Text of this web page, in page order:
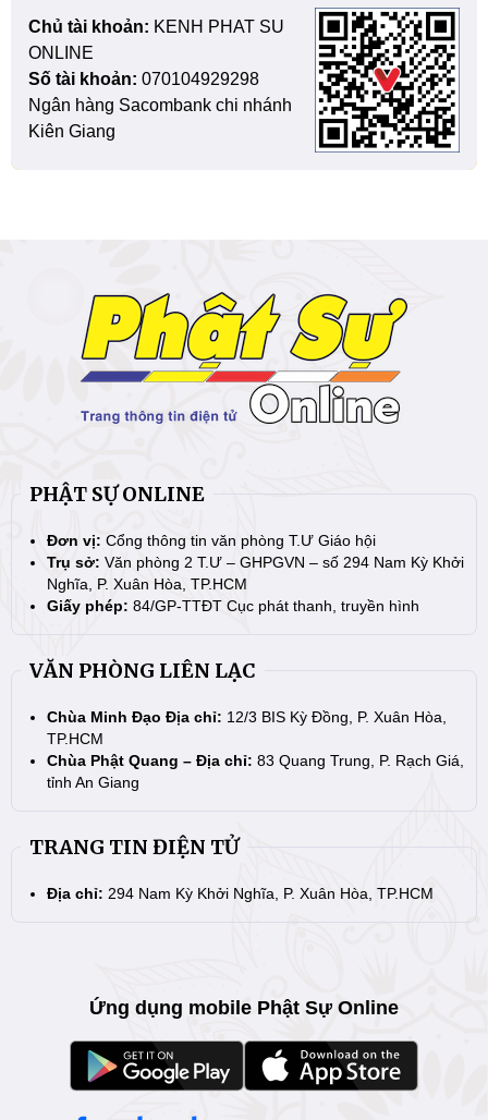
Chủ tài khoản: KENH PHAT SU
ONLINE
Số tài khoản: 070104929298
Ngân hàng Sacombank chi nhánh
Kiên Giang
PHẬT SỰ ONLINE
Đơn vị: Cổng thông tin văn phòng T.Ư Giáo hội
Trụ sở: Văn phòng 2 T.Ư – GHPGVN – số 294 Nam Kỳ Khởi
Nghĩa, P. Xuân Hòa, TP.HCM
Giấy phép: 84/GP-TTĐT Cục phát thanh, truyền hình
VĂN PHÒNG LIÊN LẠC
Chùa Minh Đạo Địa chỉ: 12/3 BIS Kỳ Đồng, P. Xuân Hòa,
TP.HCM
Chùa Phật Quang – Địa chỉ: 83 Quang Trung, P. Rạch Giá,
tỉnh An Giang
TRANG TIN ĐIỆN TỬ
Địa chỉ: 294 Nam Kỳ Khởi Nghĩa, P. Xuân Hòa, TP.HCM
Ứng dụng mobile Phật Sự Online